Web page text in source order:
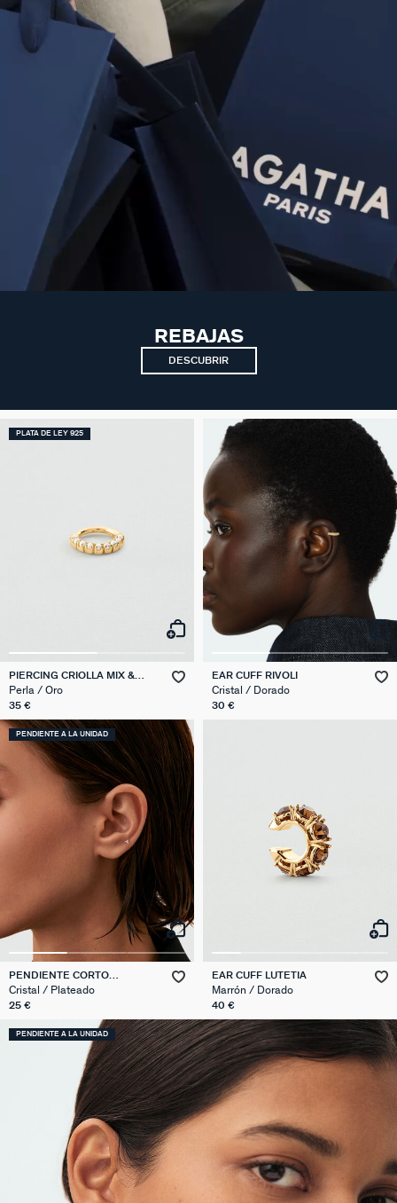
REBAJAS
DESCUBRIR
PLATA DE LEY 925
PIERCING CRIOLLA MIX &
MATCH
Perla / Oro
35 €
EAR CUFF RIVOLI
Cristal / Dorado
30 €
PENDIENTE A LA UNIDAD
PENDIENTE CORTO
INDIVIDUAL MIX & MATCH
Cristal / Plateado
25 €
EAR CUFF LUTETIA
Marrón / Dorado
40 €
PENDIENTE A LA UNIDAD